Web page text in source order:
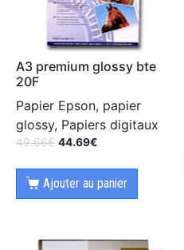
A3 premium glossy bte
20F
Papier Epson, papier
glossy, Papiers digitaux
49.66€ 44.69€
Ajouter au panier